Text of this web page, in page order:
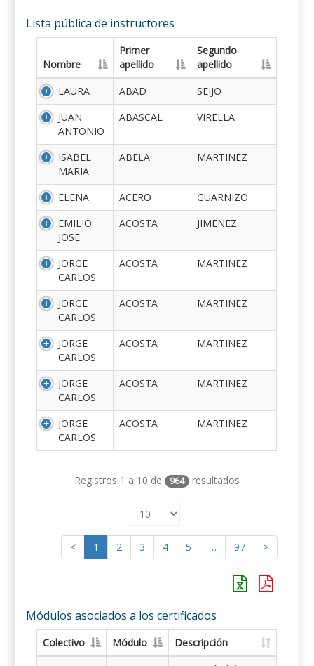
Lista pública de instructores
Nombre
Primer
apellido
Segundo
apellido
LAURA
ABAD
SEIJO
JUAN
ANTONIO
ABASCAL VIRELLA
ISABEL
MARIA
ABELA MARTINEZ
ELENA ACERO
GUARNIZO
EMILIO
JOSE
ACOSTA JIMENEZ
JORGE
CARLOS
ACOSTA MARTINEZ
JORGE
CARLOS
ACOSTA MARTINEZ
JORGE
CARLOS
ACOSTA MARTINEZ
JORGE
CARLOS
ACOSTA MARTINEZ
JORGE
CARLOS
ACOSTA MARTINEZ
Registros 1 a 10 de 964 resultados
< 1 2 3 4 5 … 97 >
Módulos asociados a los certificados
Colectivo Módulo
Descripción